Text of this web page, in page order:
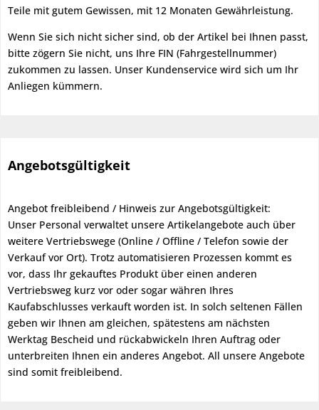
Teile mit gutem Gewissen, mit 12 Monaten Gewährleistung.
Wenn Sie sich nicht sicher sind, ob der Artikel bei Ihnen passt,
bitte zögern Sie nicht, uns Ihre FIN (Fahrgestellnummer)
zukommen zu lassen. Unser Kundenservice wird sich um Ihr
Anliegen kümmern.
Angebotsgültigkeit
Angebot freibleibend / Hinweis zur Angebotsgültigkeit:
Unser Personal verwaltet unsere Artikelangebote auch über
weitere Vertriebswege (Online / Offline / Telefon sowie der
Verkauf vor Ort). Trotz automatisieren Prozessen kommt es
vor, dass Ihr gekauftes Produkt über einen anderen
Vertriebsweg kurz vor oder sogar währen Ihres
Kaufabschlusses verkauft worden ist. In solch seltenen Fällen
geben wir Ihnen am gleichen, spätestens am nächsten
Werktag Bescheid und rückabwickeln Ihren Auftrag oder
unterbreiten Ihnen ein anderes Angebot. All unsere Angebote
sind somit freibleibend.